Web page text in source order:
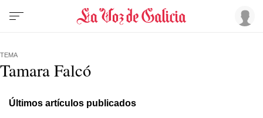
TEMA
Tamara Falcó
Últimos artículos publicados